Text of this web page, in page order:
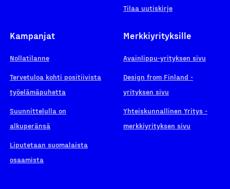
Tilaa uutiskirje
Kampanjat
Nollatilanne
Tervetuloa kohti positiivista
työelämäpuhetta
Suunnittelulla on
alkuperänsä
Liputetaan suomalaista
osaamista
Merkkiyrityksille
Avainlippu-yrityksen sivu
Design from Finland -
yrityksen sivu
Yhteiskunnallinen Yritys -
merkkiyrityksen sivu